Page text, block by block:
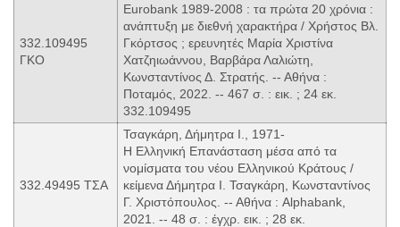
332.109495
ΓΚΟ
Eurobank 1989-2008 : τα πρώτα 20 χρόνια :
ανάπτυξη με διεθνή χαρακτήρα / Χρήστος Βλ.
Γκόρτσος ; ερευνητές Μαρία Χριστίνα
Χατζηιωάννου, Βαρβάρα Λαλιώτη,
Κωνσταντίνος Δ. Στρατής. -- Αθήνα :
Ποταμός, 2022. -- 467 σ. : εικ. ; 24 εκ.
332.109495
332.49495 ΤΣΑ
Τσαγκάρη, Δήμητρα Ι., 1971-
Η Ελληνική Επανάσταση μέσα από τα
νομίσματα του νέου Ελληνικού Κράτους /
κείμενα Δήμητρα Ι. Τσαγκάρη, Κωνσταντίνος
Γ. Χριστόπουλος. -- Αθήνα : Alphabank,
2021. -- 48 σ. : έγχρ. εικ. ; 28 εκ.